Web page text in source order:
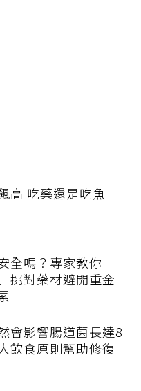
高 吃藥還是吃魚
全嗎？專家教你
挑對藥材避開重金
會影響腸道菌長達8
飲食原則幫助修復